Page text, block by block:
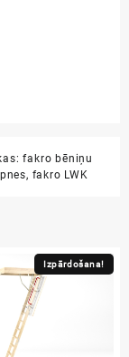
fakro bēniņu
, fakro LWK
Izpārdošana!